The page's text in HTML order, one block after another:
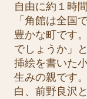
自由に約１時
「角館は全国
豊かな町です
でしょうか」
挿絵を書いた
生みの親です
白、前野良沢